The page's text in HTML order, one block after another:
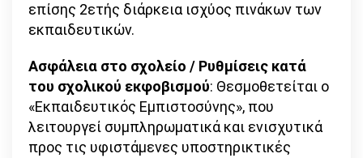
επίσης 2ετής διάρκεια ισχύος πινάκων των
εκπαιδευτικών.
Ασφάλεια στο σχολείο / Ρυθμίσεις κατά
του σχολικού εκφοβισμού: Θεσμοθετείται ο
«Εκπαιδευτικός Εμπιστοσύνης», που
λειτουργεί συμπληρωματικά και ενισχυτικά
προς τις υφιστάμενες υποστηρικτικές